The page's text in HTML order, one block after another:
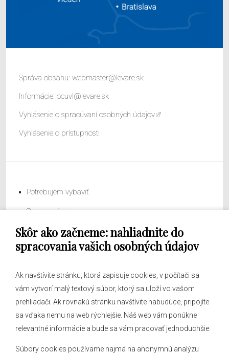
Skôr ako začneme: nahliadnite do
spracovania vašich osobných údajov
Ak navštívite stránku, ktorá zapisuje cookies, v počítači sa
vám vytvorí malý textový súbor, ktorý sa uloží vo vašom
prehliadači. Ak rovnakú stránku navštívite nabudúce, pripojíte
sa vďaka nemu na web rýchlejšie. Náš web vám ponúkne
relevantné informácie a bude sa vám pracovať jednoduchšie.
Súbory cookies používame najmä na anonymnú analýzu
Správa obsahu: webmaster@levare.sk
Informácie: ocuvl@levare.sk
Vyhlásenie o spracúvaní osobných údajov
Vyhlásenie o prístupnosti
Potrebujem vybaviť
Samospráva
Obecný úrad
O obci
Hlásenia obecného rozhlasu